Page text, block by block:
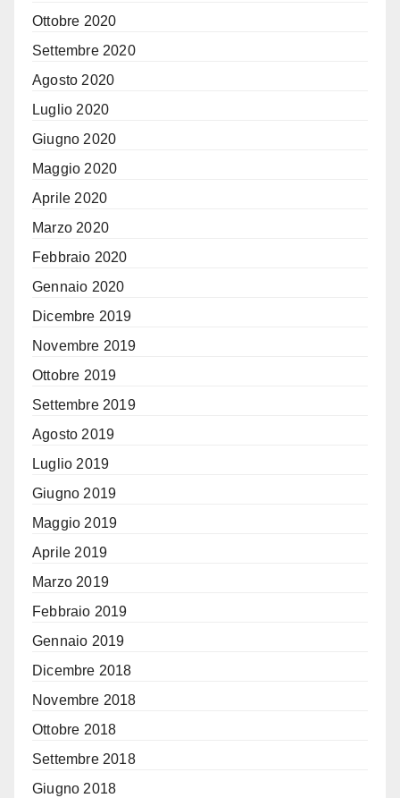
Ottobre 2020
Settembre 2020
Agosto 2020
Luglio 2020
Giugno 2020
Maggio 2020
Aprile 2020
Marzo 2020
Febbraio 2020
Gennaio 2020
Dicembre 2019
Novembre 2019
Ottobre 2019
Settembre 2019
Agosto 2019
Luglio 2019
Giugno 2019
Maggio 2019
Aprile 2019
Marzo 2019
Febbraio 2019
Gennaio 2019
Dicembre 2018
Novembre 2018
Ottobre 2018
Settembre 2018
Giugno 2018